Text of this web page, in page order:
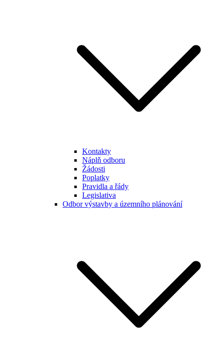
Kontakty
Náplň odboru
Žádosti
Poplatky
Pravidla a řády
Legislativa
Odbor výstavby a územního plánování